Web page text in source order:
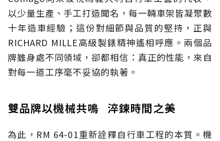
以少量生產、手工打造聞名，每一輛車架皆凝聚數
十年造車經驗；這份對細節與品質的堅持，正與
RICHARD MILLE高級製錶精神遙相呼應。兩個品
牌雖身處不同領域，卻都相信：真正的性能，來自
對每一道工序毫不妥協的執著。
雙品牌以機械共鳴 淬鍊時間之美
為此，RM 64-01重新詮釋自行車工程的本質。機